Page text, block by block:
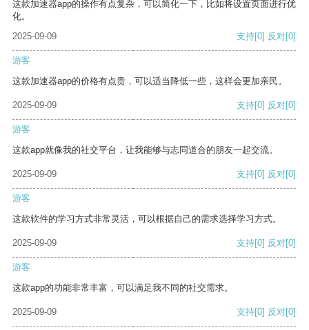
这款加速器app的操作有点复杂，可以简化一下，比如将设置页面进行优
化。
2025-09-09
支持[0] 反对[0]
游客
这款加速器app的价格有点贵，可以适当降低一些，这样会更加亲民。
2025-09-09 支持[0] 反对[0]
游客
这款app就像我的社交平台，让我能够与志同道合的朋友一起交流。
2025-09-09 支持[0] 反对[0]
游客
这款软件的学习方式非常灵活，可以根据自己的需求选择学习方式。
2025-09-09 支持[0] 反对[0]
游客
这款app的功能非常丰富，可以满足我不同的社交需求。
2025-09-09 支持[0] 反对[0]